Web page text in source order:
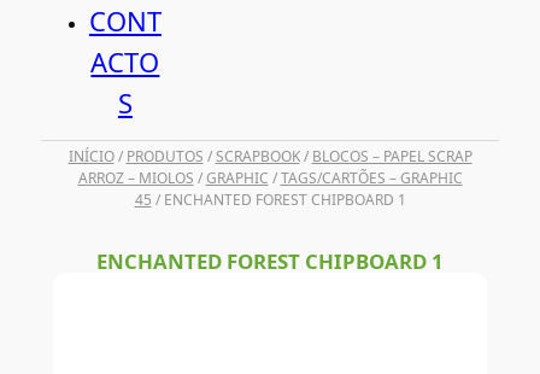
CONT
ACTO
S
INÍCIO/ PRODUTOS /SCRAPBOOK/ BLOCOS – PAPEL SCRAP
ARROZ – MIOLOS /GRAPHIC /TAGS/CARTÕES – GRAPHIC
45 / ENCHANTED FOREST CHIPBOARD 1
ENCHANTED FOREST CHIPBOARD 1